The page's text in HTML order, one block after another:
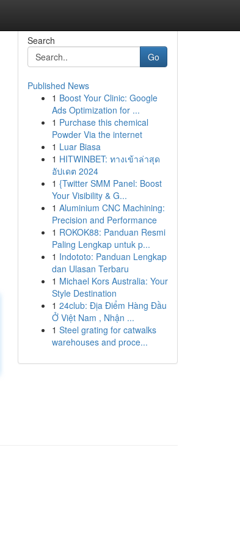
Search
Go
Published News
1 Boost Your Clinic: Google
Ads Optimization for ...
1 Purchase this chemical
Powder Via the internet
1 Luar Biasa
1 HITWINBET: ทางเข้าล่าสุด
อัปเดต 2024
1 {Twitter SMM Panel: Boost
Your Visibility & G...
1 Aluminium CNC Machining:
Precision and Performance
1 ROKOK88: Panduan Resmi
Paling Lengkap untuk p...
1 Indototo: Panduan Lengkap
dan Ulasan Terbaru
1 Michael Kors Australia: Your
Style Destination
1 24club: Địa Điểm Hàng Đầu
Ở Việt Nam , Nhận ...
1 Steel grating for catwalks
warehouses and proce...